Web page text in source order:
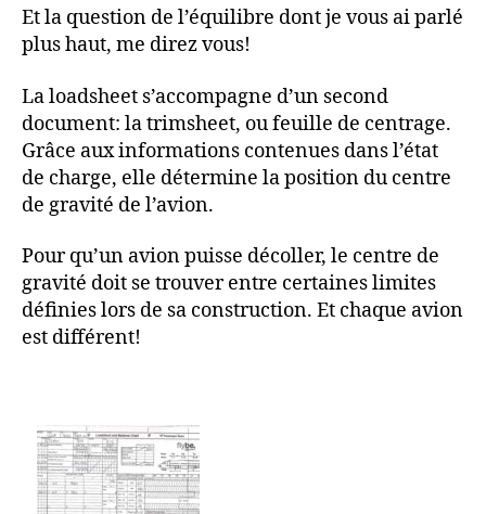
Et la question de l’équilibre dont je vous ai parlé
plus haut, me direz vous!
La loadsheet s’accompagne d’un second
document: la trimsheet, ou feuille de centrage.
Grâce aux informations contenues dans l’état
de charge, elle détermine la position du centre
de gravité de l’avion.
Pour qu’un avion puisse décoller, le centre de
gravité doit se trouver entre certaines limites
définies lors de sa construction. Et chaque avion
est différent!